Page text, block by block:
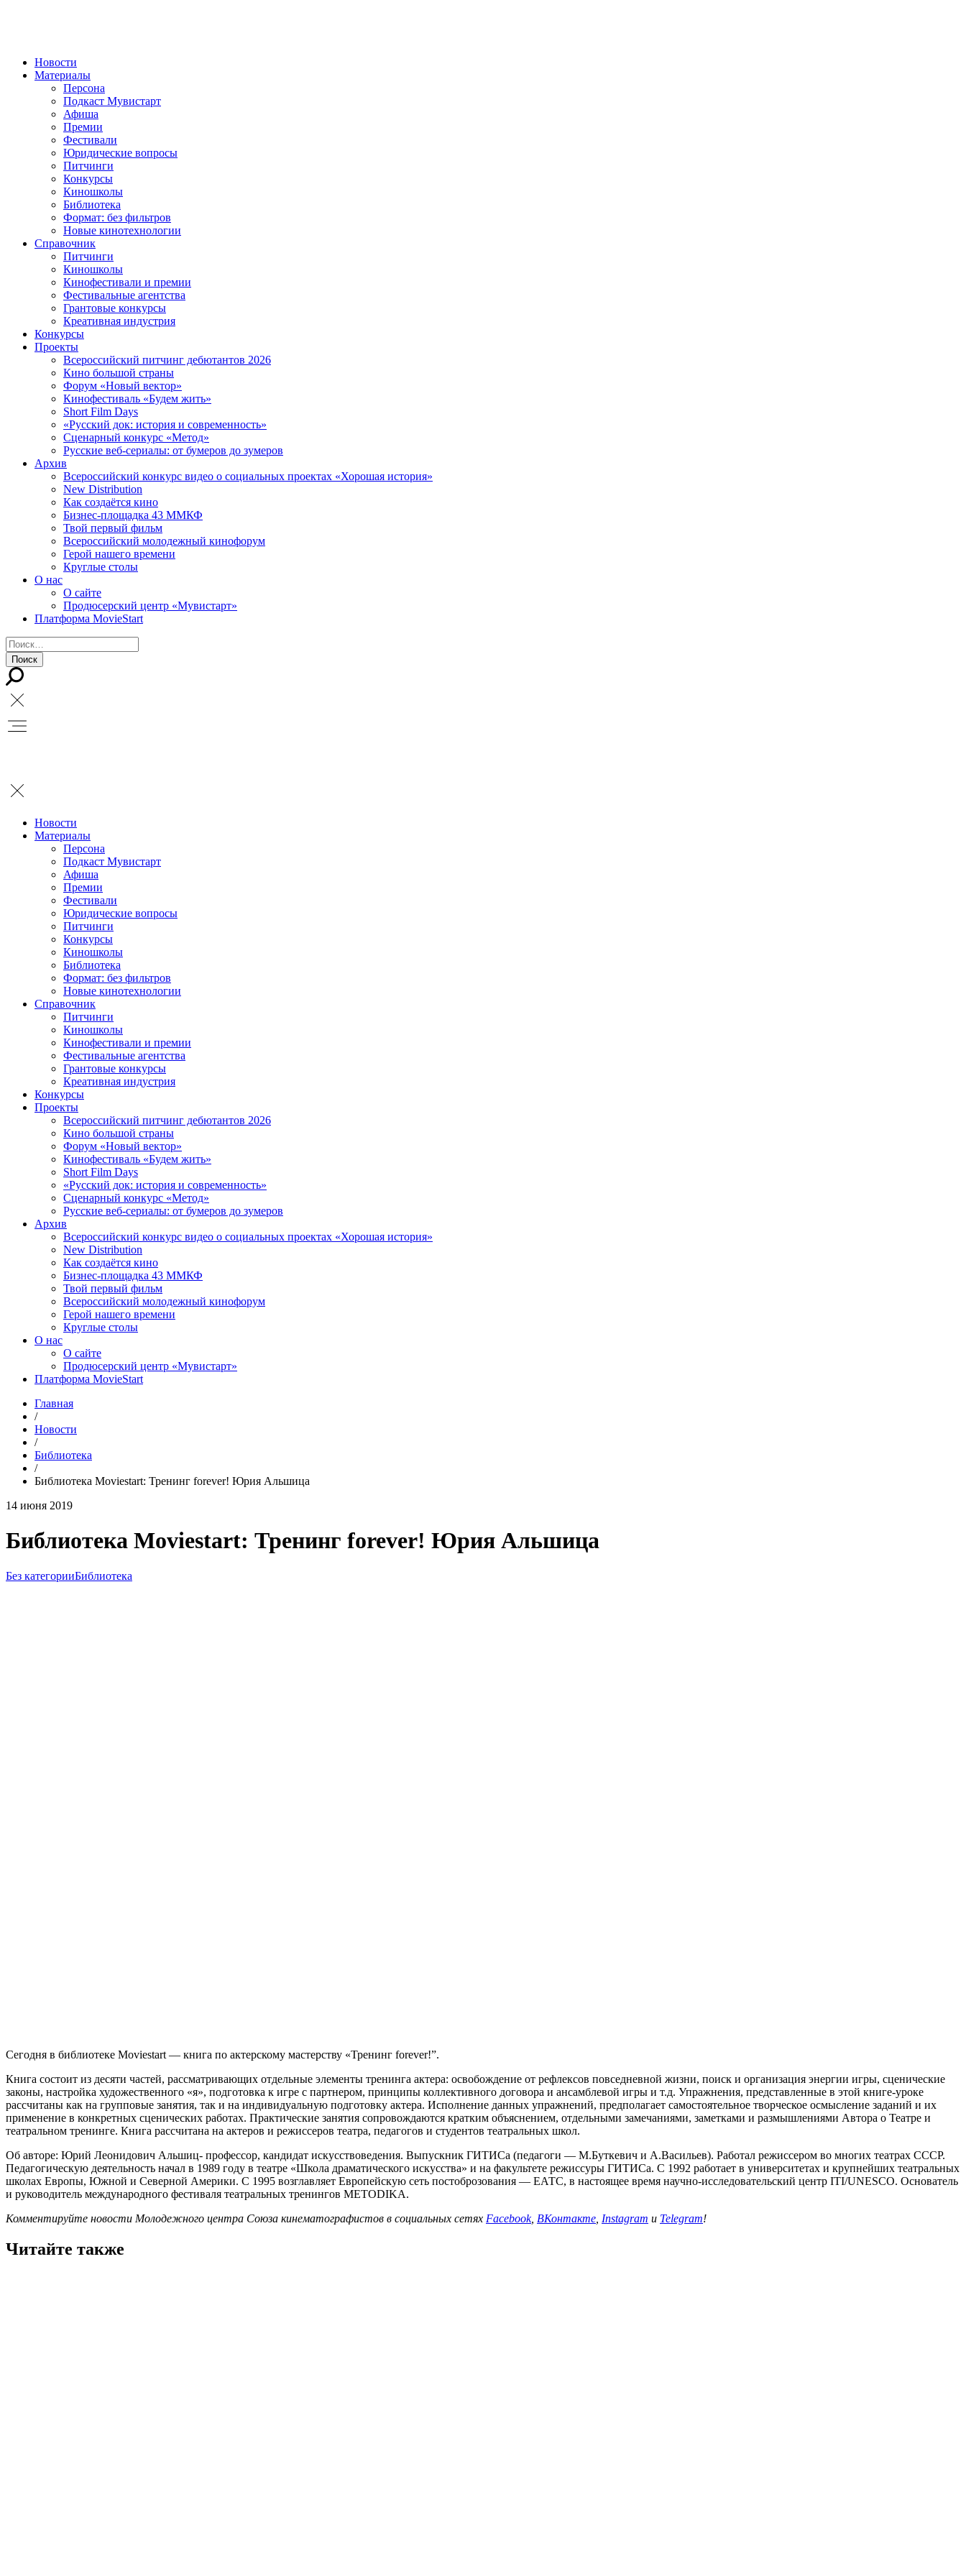
Новости
Материалы
Персона
Подкаст Мувистарт
Афиша
Премии
Фестивали
Юридические вопросы
Питчинги
Конкурсы
Киношколы
Библиотека
Формат: без фильтров
Новые кинотехнологии
Справочник
Питчинги
Киношколы
Кинофестивали и премии
Фестивальные агентства
Грантовые конкурсы
Креативная индустрия
Конкурсы
Проекты
Всероссийский питчинг дебютантов 2026
Кино большой страны
Форум «Новый вектор»
Кинофестиваль «Будем жить»
Short Film Days
«Русский док: история и современность»
Сценарный конкурс «Метод»
Русские веб-сериалы: от бумеров до зумеров
Архив
Всероссийский конкурс видео о социальных проектах «Хорошая история»
New Distribution
Как создаётся кино
Бизнес-площадка 43 ММКФ
Твой первый фильм
Всероссийский молодежный кинофорум
Герой нашего времени
Круглые столы
О нас
О сайте
Продюсерский центр «Мувистарт»
Платформа MovieStart
Новости
Материалы
Персона
Подкаст Мувистарт
Афиша
Премии
Фестивали
Юридические вопросы
Питчинги
Конкурсы
Киношколы
Библиотека
Формат: без фильтров
Новые кинотехнологии
Справочник
Питчинги
Киношколы
Кинофестивали и премии
Фестивальные агентства
Грантовые конкурсы
Креативная индустрия
Конкурсы
Проекты
Всероссийский питчинг дебютантов 2026
Кино большой страны
Форум «Новый вектор»
Кинофестиваль «Будем жить»
Short Film Days
«Русский док: история и современность»
Сценарный конкурс «Метод»
Русские веб-сериалы: от бумеров до зумеров
Архив
Всероссийский конкурс видео о социальных проектах «Хорошая история»
New Distribution
Как создаётся кино
Бизнес-площадка 43 ММКФ
Твой первый фильм
Всероссийский молодежный кинофорум
Герой нашего времени
Круглые столы
О нас
О сайте
Продюсерский центр «Мувистарт»
Платформа MovieStart
Главная
/
Новости
/
Библиотека
/
Библиотека Moviestart: Тренинг forever! Юрия Альшица
14 июня 2019
Библиотека Moviestart: Тренинг forever! Юрия Альшица
Без категорииБиблиотека
Сегодня в библиотеке Moviestart — книга по актерскому мастерству «Тренинг forever!”.
Книга состоит из десяти частей, рассматривающих отдельные элементы тренинга актера: освобождение от рефлексов повседневной жизни, поиск и организация энергии игры, сценические
законы, настройка художественного «я», подготовка к игре с партнером, принципы коллективного договора и ансамблевой игры и т.д. Упражнения, представленные в этой книге-уроке
рассчитаны как на групповые занятия, так и на индивидуальную подготовку актера. Исполнение данных упражнений, предполагает самостоятельное творческое осмысление заданий и их
применение в конкретных сценических работах. Практические занятия сопровождаются кратким объяснением, отдельными замечаниями, заметками и размышлениями Автора о Театре и
театральном тренинге. Книга рассчитана на актеров и режиссеров театра, педагогов и студентов театральных школ.
Об авторе: Юрий Леонидович Альшиц- профессор, кандидат искусствоведения. Выпускник ГИТИСа (педагоги — М.Буткевич и А.Васильев). Работал режиссером во многих театрах СССР.
Педагогическую деятельность начал в 1989 году в театре «Школа драматического искусства» и на факультете режиссуры ГИТИСа. С 1992 работает в университетах и крупнейших театральных
школах Европы, Южной и Северной Америки. С 1995 возглавляет Европейскую сеть постоброзования — ЕАТС, в настоящее время научно-исследовательский центр ITI/UNESCO. Основатель
и руководитель международного фестиваля театральных тренингов METODIKA.
Комментируйте новости Молодежного центра Союза кинематографистов в социальных сетях Facebook, ВКонтакте Instagram и Telegram!
Читайте также